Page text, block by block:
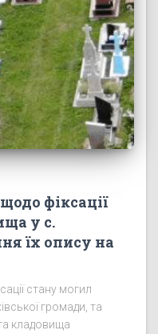
фіксації
у с.
їх опису на
стану могил
громади, та
кладовища